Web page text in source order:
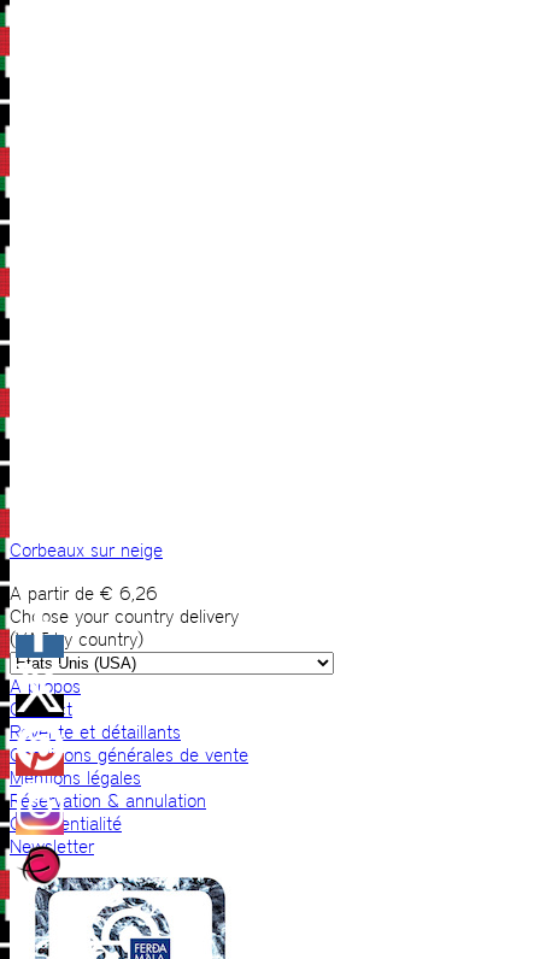
Corbeaux sur neige
A partir de € 6,26
Choose your country delivery
(VAT by country)
A propos
Contact
Revente et détaillants
Conditions générales de vente
Mentions légales
Réservation & annulation
Confidentialité
Newsletter